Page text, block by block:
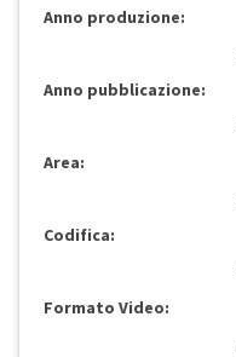
Anno produzione:
Anno pubblicazione:
Area:
Codifica:
Formato Video: